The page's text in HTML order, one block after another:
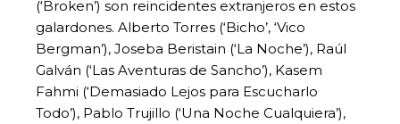
(‘Broken’) son reincidentes extranjeros en estos
galardones. Alberto Torres (‘Bicho’, ‘Vico
Bergman’), Joseba Beristain (‘La Noche’), Raúl
Galván (‘Las Aventuras de Sancho’), Kasem
Fahmi (‘Demasiado Lejos para Escucharlo
Todo’), Pablo Trujillo (‘Una Noche Cualquiera’),